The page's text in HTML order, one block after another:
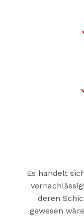
Es handelt
deren
gewesen